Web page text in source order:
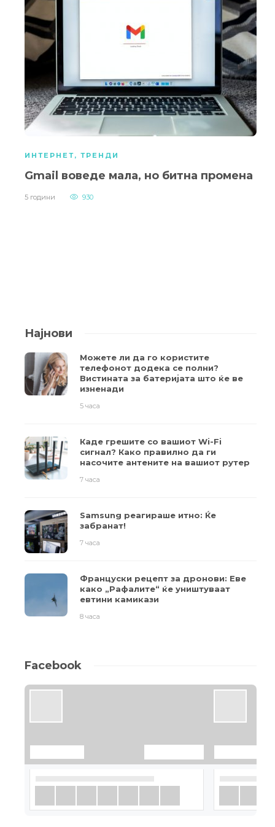
ИНТЕРНЕТ, ТРЕНДИ
Gmail воведе мала, но битна промена
5 години 930
Најнови
Можете ли да го користите
телефонот додека се полни?
Вистината за батеријата што ќе ве
изненади
5 часа
Каде грешите со вашиот Wi-Fi
сигнал? Како правилно да ги
насочите антените на вашиот рутер
7 часа
Samsung реагираше итно: Ќе
забранат!
7 часа
Француски рецепт за дронови: Еве
како „Рафалите“ ќе уништуваат
евтини камикази
8 часа
Facebook